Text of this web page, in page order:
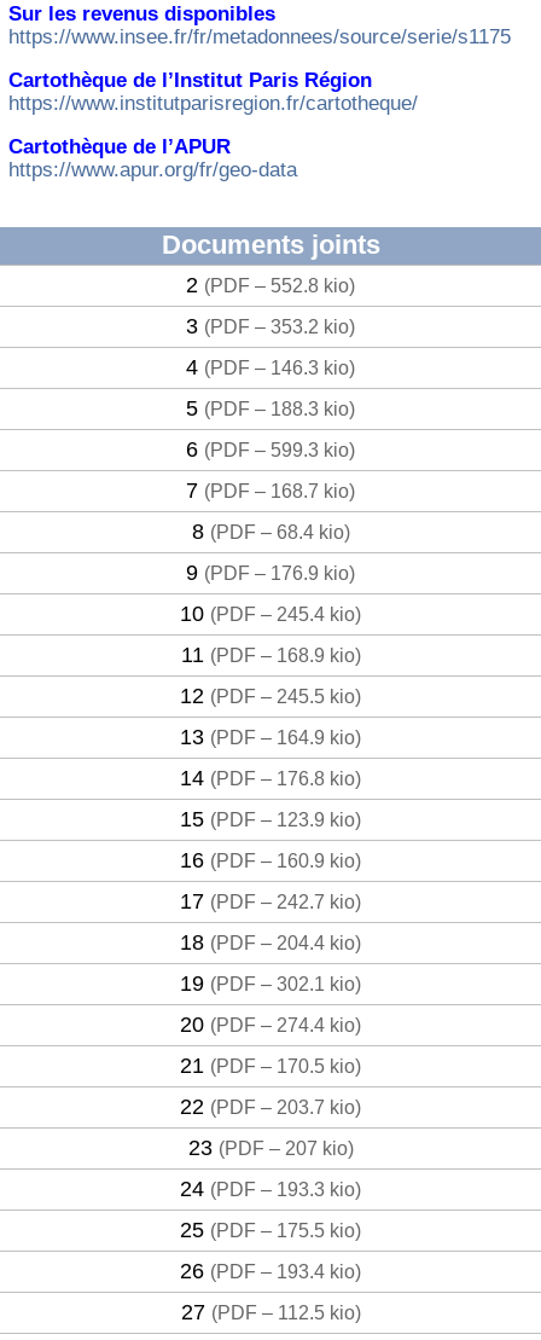
Sur les revenus disponibles
https://www.insee.fr/fr/metadonnees/source/serie/s1175
Cartothèque de l’Institut Paris Région
https://www.institutparisregion.fr/cartotheque/
Cartothèque de l’APUR
https://www.apur.org/fr/geo-data
Documents joints
2 (PDF – 552.8 kio)
3 (PDF – 353.2 kio)
4 (PDF – 146.3 kio)
5 (PDF – 188.3 kio)
6 (PDF – 599.3 kio)
7 (PDF – 168.7 kio)
8 (PDF – 68.4 kio)
9 (PDF – 176.9 kio)
10 (PDF – 245.4 kio)
11 (PDF – 168.9 kio)
12 (PDF – 245.5 kio)
13 (PDF – 164.9 kio)
14 (PDF – 176.8 kio)
15 (PDF – 123.9 kio)
16 (PDF – 160.9 kio)
17 (PDF – 242.7 kio)
18 (PDF – 204.4 kio)
19 (PDF – 302.1 kio)
20 (PDF – 274.4 kio)
21 (PDF – 170.5 kio)
22 (PDF – 203.7 kio)
23 (PDF – 207 kio)
24 (PDF – 193.3 kio)
25 (PDF – 175.5 kio)
26 (PDF – 193.4 kio)
27 (PDF – 112.5 kio)